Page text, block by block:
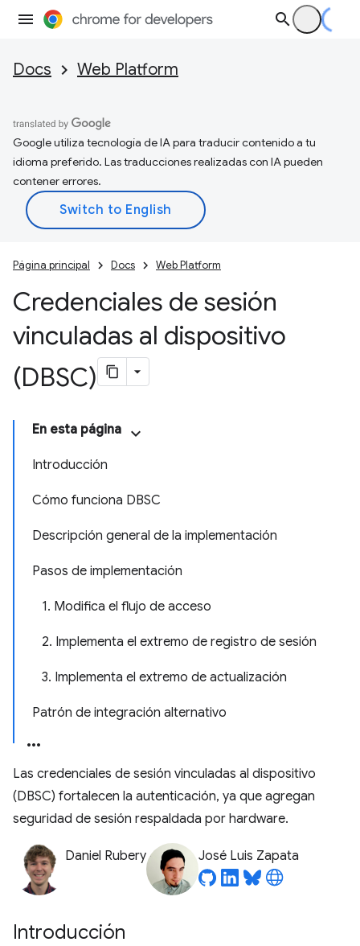
Docs Web Platform
Google utiliza tecnología de IA para traducir contenido a tu
idioma preferido. Las traducciones realizadas con IA pueden
contener errores.
Página principal Docs Web Platform
Credenciales de sesión
vinculadas al dispositivo
(DBSC)
En esta página
Introducción
Cómo funciona DBSC
Descripción general de la implementación
Pasos de implementación
1. Modifica el flujo de acceso
2. Implementa el extremo de registro de sesión
3. Implementa el extremo de actualización
Patrón de integración alternativo
Las credenciales de sesión vinculadas al dispositivo
(DBSC) fortalecen la autenticación, ya que agregan
seguridad de sesión respaldada por hardware.
Daniel Rubery José Luis Zapata
Introducción